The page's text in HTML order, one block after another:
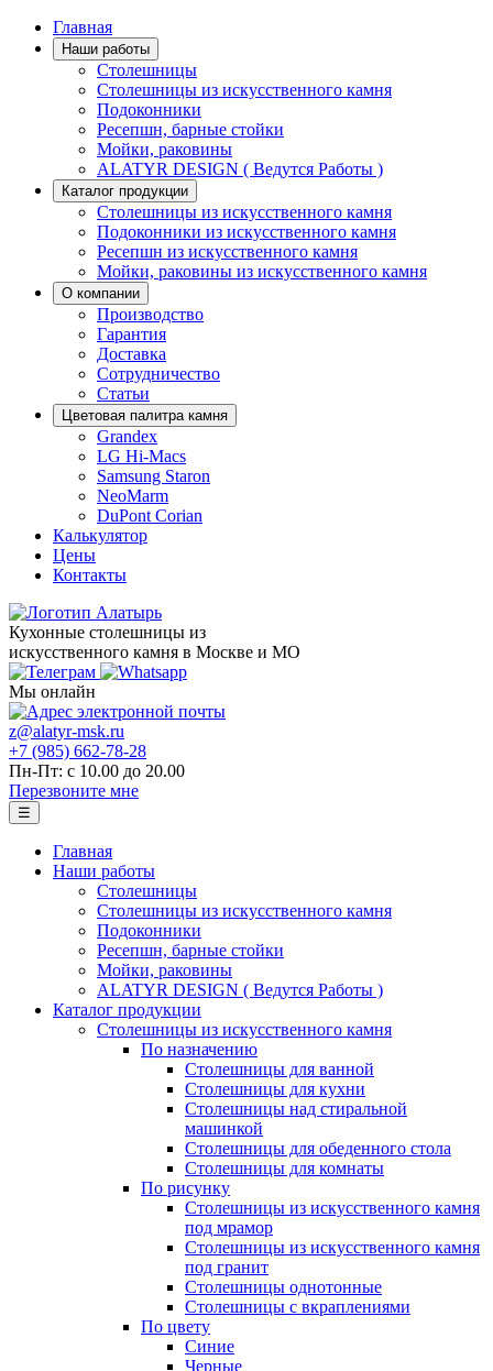
Главная
Наши работы
Столешницы
Столешницы из искусственного камня
Подоконники
Ресепшн, барные стойки
Мойки, раковины
ALATYR DESIGN ( Ведутся Работы )
Каталог продукции
Столешницы из искусственного камня
Подоконники из искусственного камня
Ресепшн из искусственного камня
Мойки, раковины из искусственного камня
О компании
Производство
Гарантия
Доставка
Сотрудничество
Статьи
Цветовая палитра камня
Grandex
LG Hi-Macs
Samsung Staron
NeoMarm
DuPont Corian
Калькулятор
Цены
Контакты
Кухонные столешницы из
искусственного камня в Москве и МО
Мы онлайн
z@alatyr-msk.ru
+7 (985) 662-78-28
Пн-Пт: с 10.00 до 20.00
Перезвоните мне
☰
Главная
Наши работы
Столешницы
Столешницы из искусственного камня
Подоконники
Ресепшн, барные стойки
Мойки, раковины
ALATYR DESIGN ( Ведутся Работы )
Каталог продукции
Столешницы из искусственного камня
По назначению
Столешницы для ванной
Столешницы для кухни
Столешницы над стиральной
машинкой
Столешницы для обеденного стола
Столешницы для комнаты
По рисунку
Столешницы из искусственного камня
под мрамор
Столешницы из искусственного камня
под гранит
Столешницы однотонные
Столешницы с вкраплениями
По цвету
Синие
Черные